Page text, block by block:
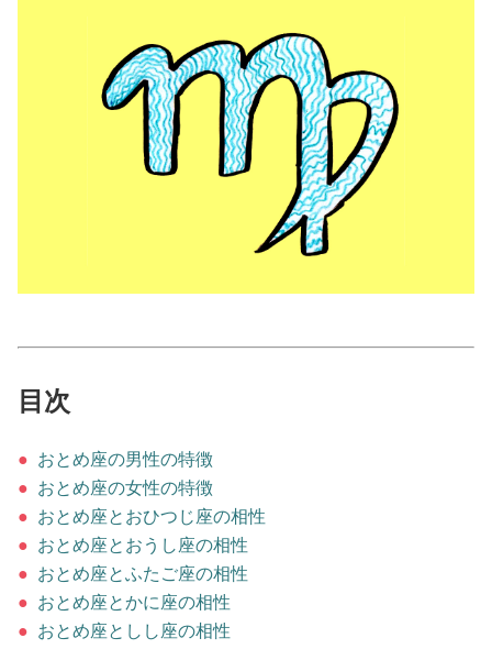
妊娠/出産/家族
ココロ/カラダ
カルチャー/エンタメ
性と愛
ゲーム
目次
● おとめ座の男性の特徴
● おとめ座の女性の特徴
● おとめ座とおひつじ座の相性
● おとめ座とおうし座の相性
● おとめ座とふたご座の相性
● おとめ座とかに座の相性
● おとめ座としし座の相性